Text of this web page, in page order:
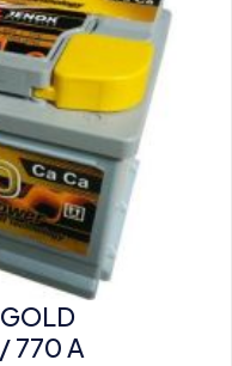
770 A